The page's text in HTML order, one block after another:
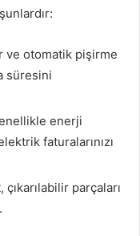
ve otomatik pişirme
süresini
enerji
faturalarınızı
çıkarılabilir parçaları